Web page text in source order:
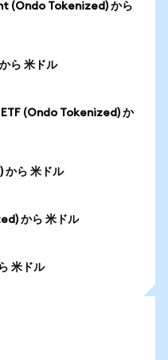
(Ondo Tokenized) から
ら 米ドル
(Ondo Tokenized) か
ら 米ドル
から 米ドル
米ドル